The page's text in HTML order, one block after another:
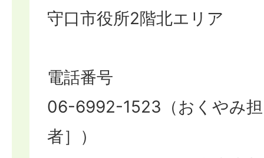
守口市役所2階北エリア
電話番号
06-6992-1523（おくやみ
者］）